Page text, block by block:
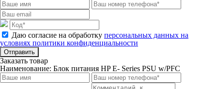
Даю согласие на обработку персональных данных на
условиях политики конфиденциальности
Отправить
Заказать товар
Наименование: Блок питания HP E- Series PSU w/PFC